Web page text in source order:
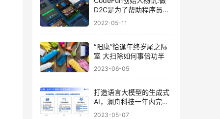
D2C是为了帮助程序员解
决工作中的“琐事”！
2022-05-11
“阳康”恰逢年终岁尾之际
室 大扫除如何事倍功半
2023-06-05
打造语言大模型的生成式
AI，澜舟科技一年内完成
数亿元融资
2023-05-07